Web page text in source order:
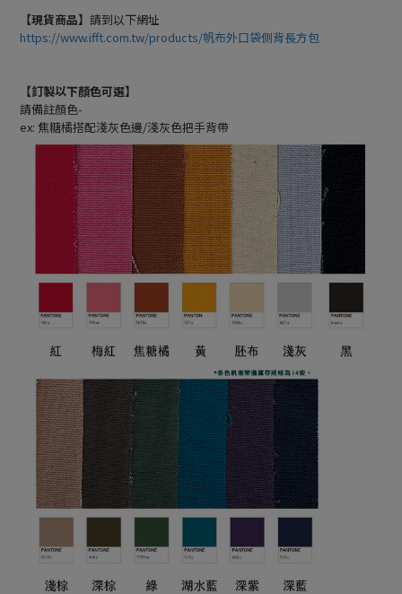
【現貨商品】 請到以下網址
https://www.ifft.com.tw/products/帆布外口袋側背長方包
【訂製以下顏色可選】
請備註顏色-
ex: 焦糖橘搭配淺灰色邊/淺灰色把手背帶